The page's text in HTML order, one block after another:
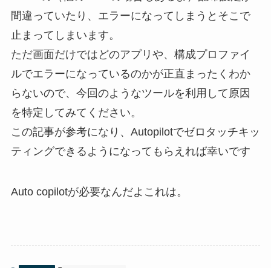
間違っていたり、エラーになってしまうとそこで
止まってしまいます。
ただ画面だけではどのアプリや、構成プロファイ
ルでエラーになっているのかが正直まったくわか
らないので、今回のようなツールを利用して原因
を特定してみてください。
この記事が参考になり、Autopilotでゼロタッチキッ
ティングできるようになってもらえれば幸いです
Auto copilotが必要なんだよこれは。